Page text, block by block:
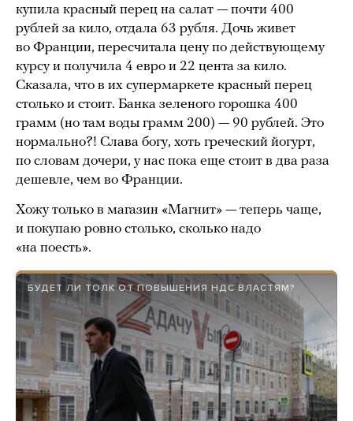
купила красный перец на салат — почти 400
рублей за кило, отдала 63 рубля. Дочь живет
во Франции, пересчитала цену по действующему
курсу и получила 4 евро и 22 цента за кило.
Сказала, что в их супермаркете красный перец
столько и стоит. Банка зеленого горошка 400
грамм (но там воды грамм 200) — 90 рублей. Это
нормально?! Слава богу, хоть греческий йогурт,
по словам дочери, у нас пока еще стоит в два раза
дешевле, чем во Франции.
Хожу только в магазин «Магнит» — теперь чаще,
и покупаю ровно столько, сколько надо
«на поесть».
БУДЕТ ЛИ ТОЛК ОТ ПОВЫШЕНИЯ НДС ВЛАСТЯМ?